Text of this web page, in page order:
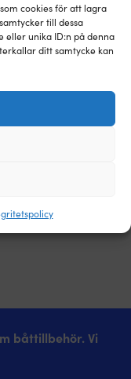
cookies för att lagra
till dessa
eller unika ID:n på denna
ditt samtycke kan
superenkel: vi
kan i lugn och ro
hos en annan
i efterhand. Inga
båttillbehör. Vi